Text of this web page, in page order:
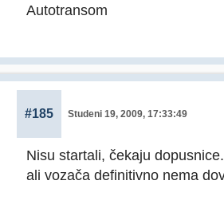
Autotransom
#185 Studeni 19, 2009, 17:33:49
Nisu startali, čekaju
ali vozača definitivno nema